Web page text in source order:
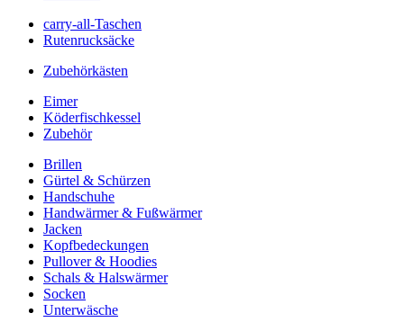
carry-all-Taschen
Rutenrucksäcke
Zubehörkästen
Eimer
Köderfischkessel
Zubehör
Brillen
Gürtel & Schürzen
Handschuhe
Handwärmer & Fußwärmer
Jacken
Kopfbedeckungen
Pullover & Hoodies
Schals & Halswärmer
Socken
Unterwäsche